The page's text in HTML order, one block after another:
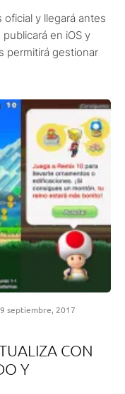
oficial y llegará antes
en iOS y
permitirá gestionar
septiembre, 2017
CON
Y